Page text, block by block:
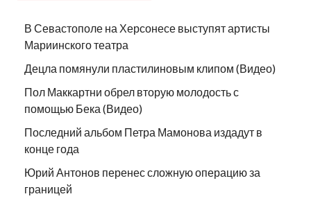
В Севастополе на Херсонесе выступят артисты
Мариинского театра
Децла помянули пластилиновым клипом (Видео)
Пол Маккартни обрел вторую молодость с
помощью Бека (Видео)
Последний альбом Петра Мамонова издадут в
конце года
Юрий Антонов перенес сложную операцию за
границей